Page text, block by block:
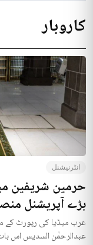
کاروبار
انٹرنیشنل
حرمین شریفین
بڑے آپریشنل
عرب میڈیا کی رپورٹ کے
عبدالرحمٰن السدیس اس